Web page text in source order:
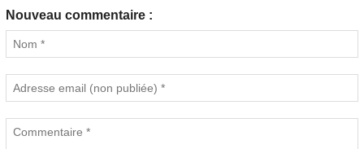
Nouveau commentaire :